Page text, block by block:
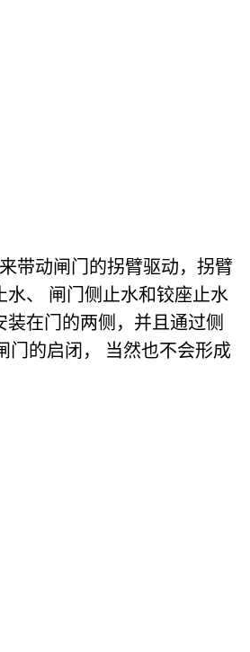
带动闸门的拐臂驱动，拐臂
、 闸门侧止水和铰座止水
在门的两侧，并且通过侧
门的启闭， 当然也不会形成